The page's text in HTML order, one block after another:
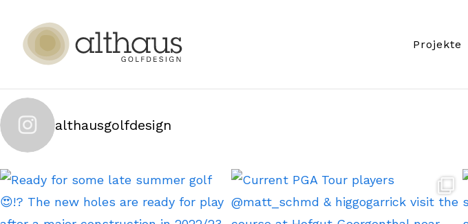
Projekte
althausgolfdesign